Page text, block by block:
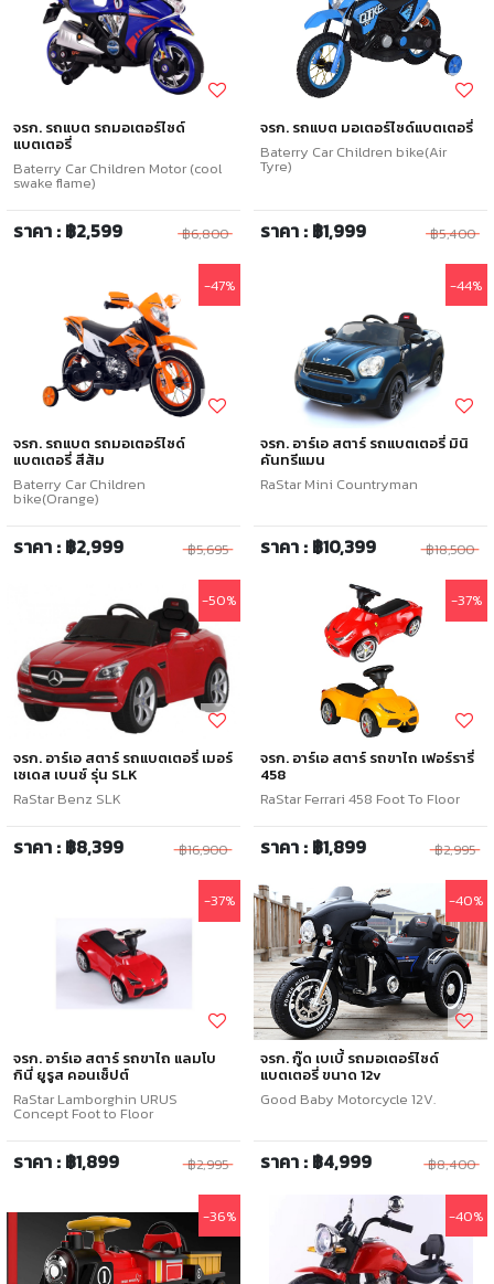
จรก. รถแบต รถมอเตอร์ไซด์
แบตเตอรี่
Baterry Car Children Motor (cool
swake flame)
ราคา : ฿2,599 ฿6,800
จรก. รถแบต มอเตอร์ไซด์แบตเตอรี่
Baterry Car Children bike(Air
Tyre)
ราคา : ฿1,999 ฿5,400
-47%
จรก. รถแบต รถมอเตอร์ไซด์
แบตเตอรี่ สีส้ม
Baterry Car Children
bike(Orange)
ราคา : ฿2,999 ฿5,695
-44%
จรก. อาร์เอ สตาร์ รถแบตเตอรี่ มินิ
คันทรีแมน
RaStar Mini Countryman
ราคา : ฿10,399 ฿18,500
-50%
จรก. อาร์เอ สตาร์ รถแบตเตอรี่ เมอร์
เซเดส เบนซ์ รุ่น SLK
RaStar Benz SLK
ราคา : ฿8,399 ฿16,900
-37%
จรก. อาร์เอ สตาร์ รถขาไถ เฟอร์รารี่
458
RaStar Ferrari 458 Foot To Floor
ราคา : ฿1,899 ฿2,995
-37%
จรก. อาร์เอ สตาร์ รถขาไถ แลมโบ
กินี่ ยูรูส คอนเซ็ปต์
RaStar Lamborghin URUS
Concept Foot to Floor
ราคา : ฿1,899 ฿2,995
-40%
จรก. กู๊ด เบเบี้ รถมอเตอร์ไซด์
แบตเตอรี่ ขนาด 12v
Good Baby Motorcycle 12V.
ราคา : ฿4,999 ฿8,400
-36% -40%